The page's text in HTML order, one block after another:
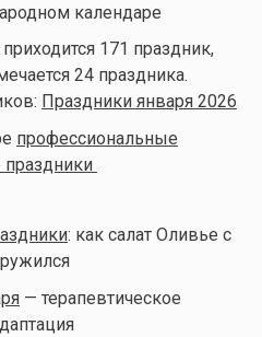
календаре
171 праздник,
24 праздника.
Праздники января 2026
профессиональные
: как салат Оливье с
— терапевтическое